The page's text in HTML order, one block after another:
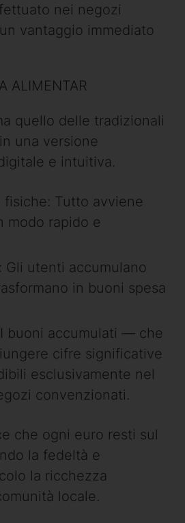
nei negozi
vantaggio immediato
ALIMENTAR
quello delle tradizionali
una versione
e intuitiva.
fisiche: Tutto avviene
modo rapido e
Gli utenti accumulano
in buoni spesa
buoni accumulati — che
cifre significative
esclusivamente nel
convenzionati.
che ogni euro resti sul
la fedeltà e
la ricchezza
locale.